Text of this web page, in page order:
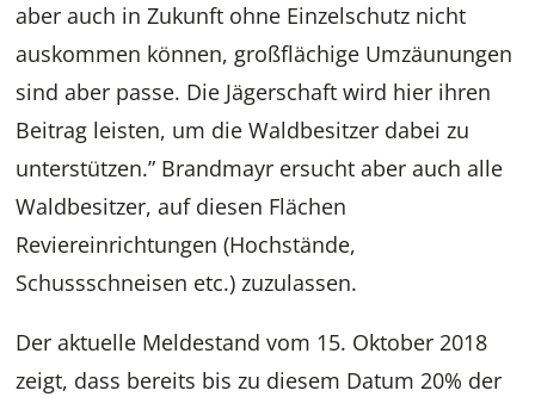
aber auch in Zukunft ohne Einzelschutz nicht
auskommen können, großflächige Umzäunungen
sind aber passe. Die Jägerschaft wird hier ihren
Beitrag leisten, um die Waldbesitzer dabei zu
unterstützen.” Brandmayr ersucht aber auch alle
Waldbesitzer, auf diesen Flächen
Reviereinrichtungen (Hochstände,
Schussschneisen etc.) zuzulassen.
Der aktuelle Meldestand vom 15. Oktober 2018
zeigt, dass bereits bis zu diesem Datum 20% der